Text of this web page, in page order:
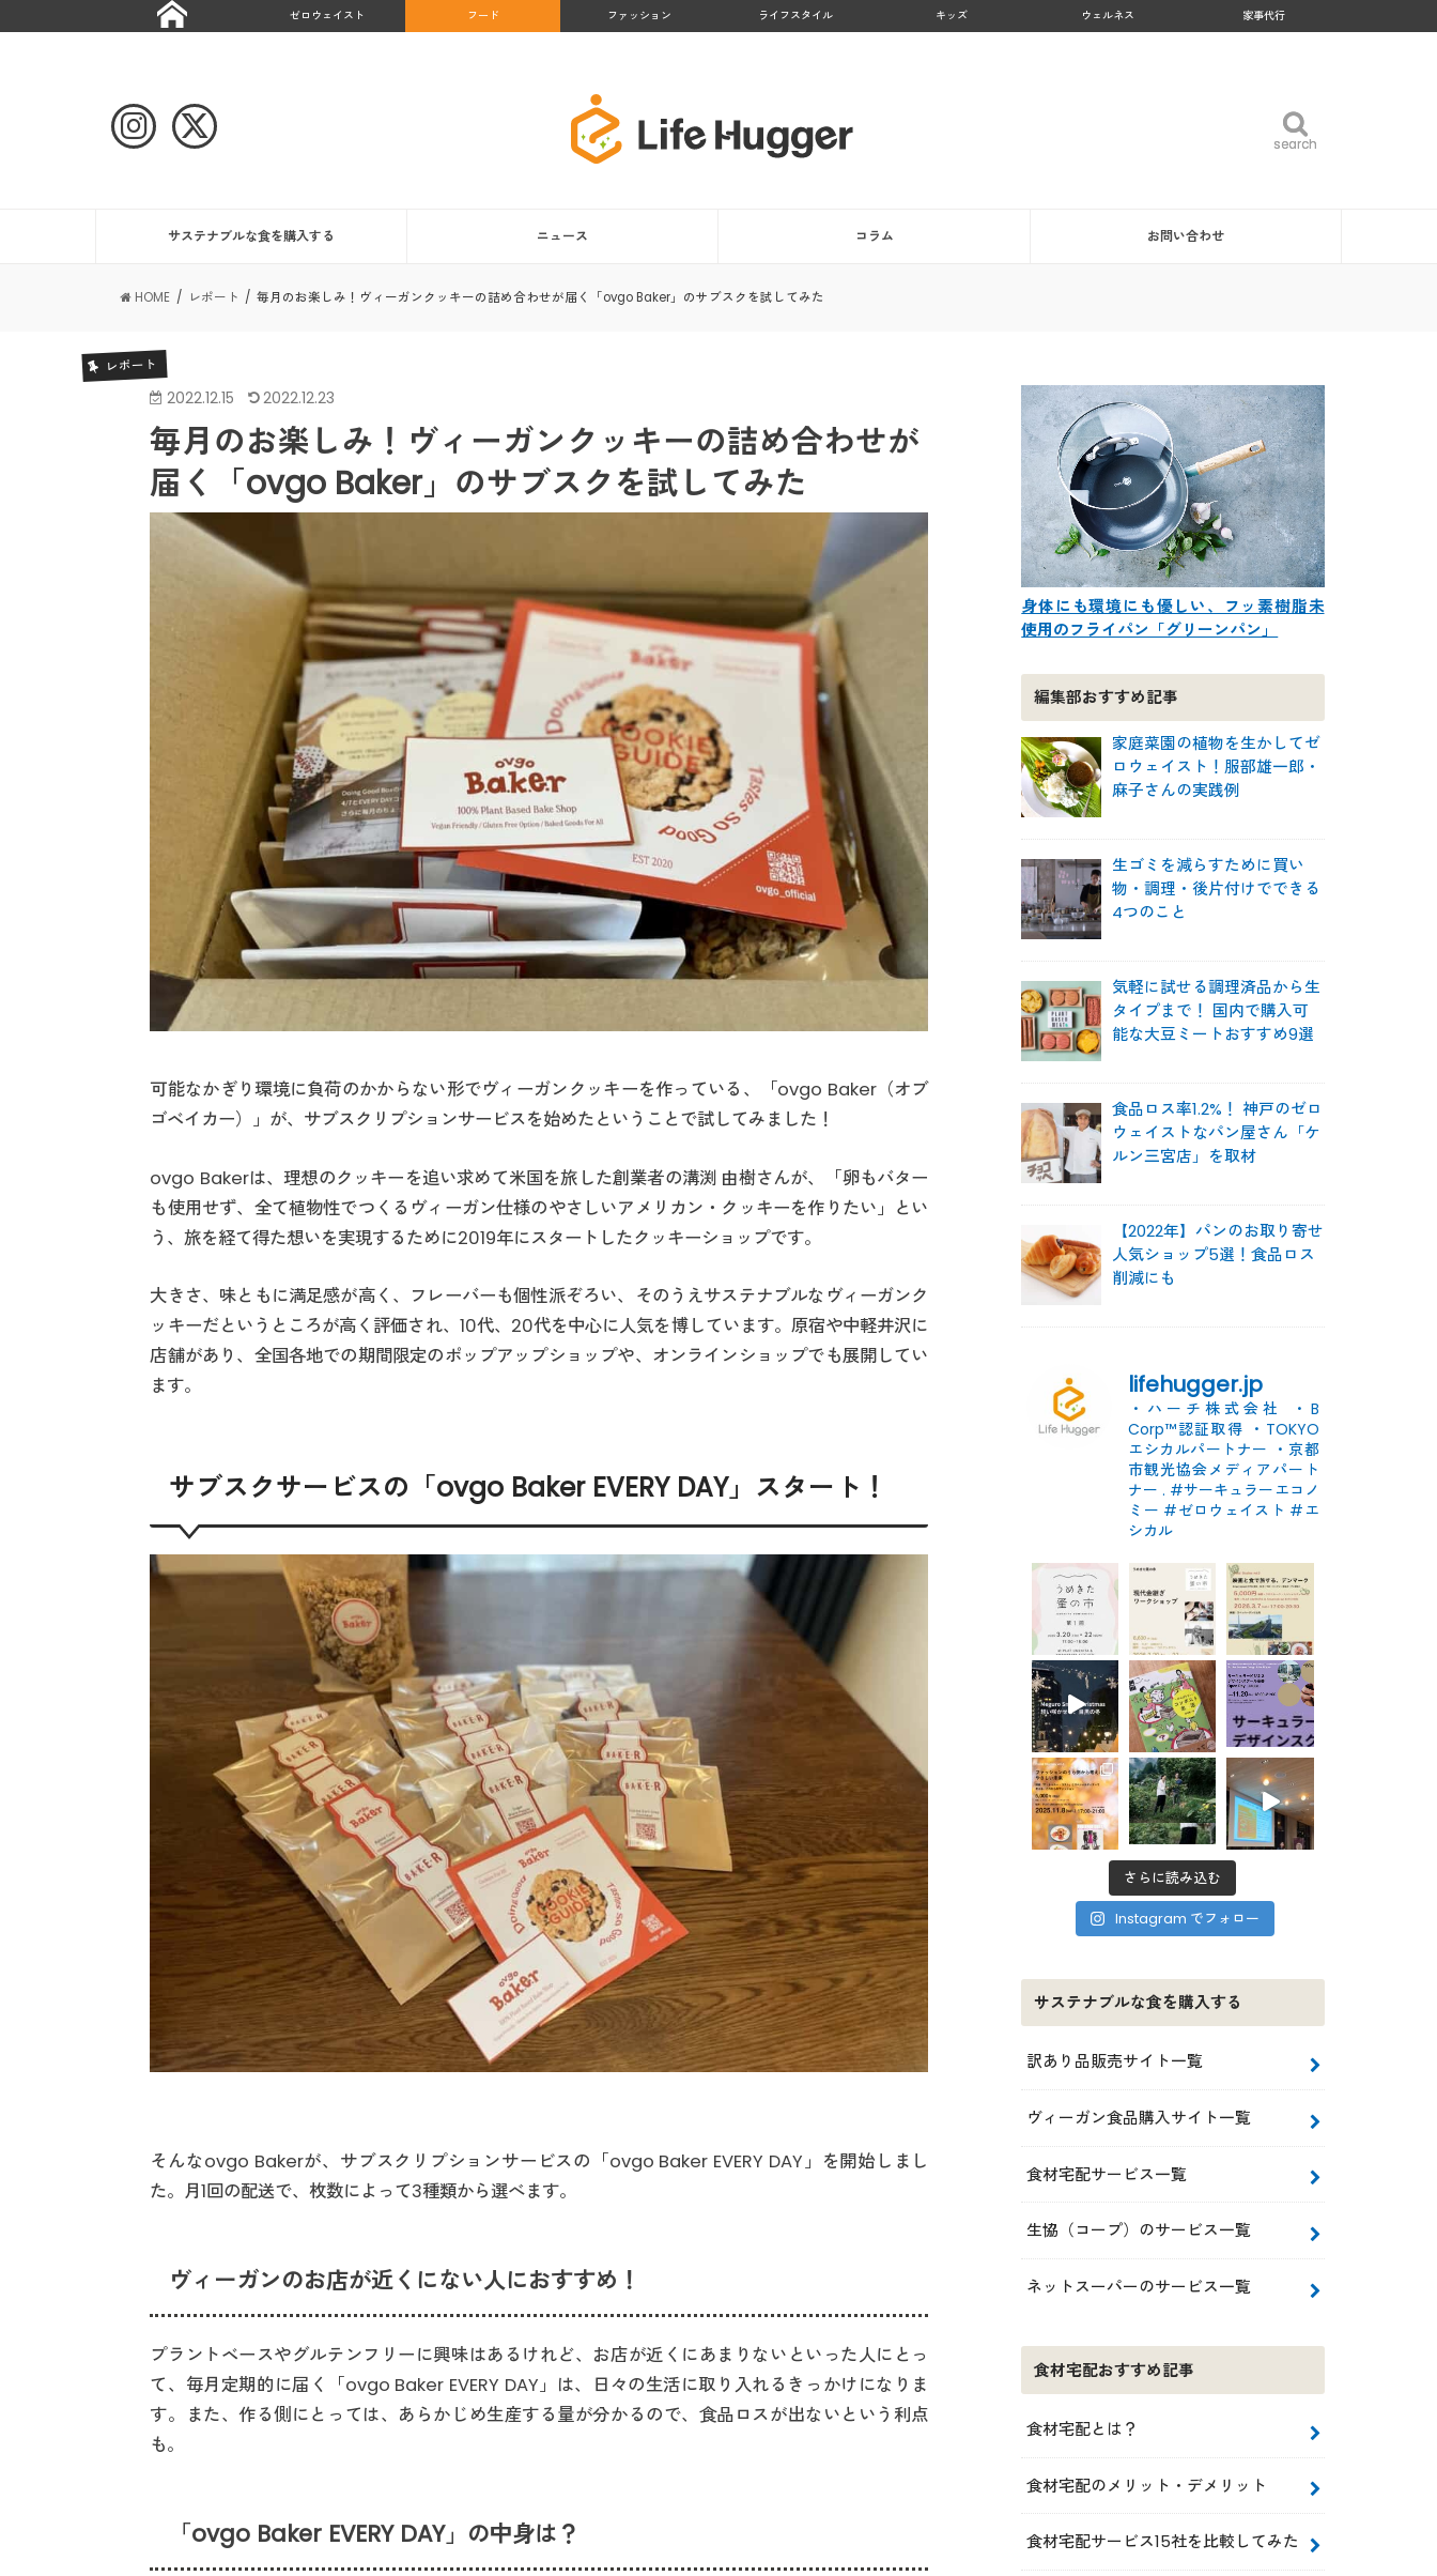
ゼロウェイスト フード ファッション ライフスタイル キッズ ウェルネス 家事代行
search
search
サステナブルな食を購入する ニュース コラム お問い合わせ
HOME レポート 毎月のお楽しみ！ヴィーガンクッキーの詰め合わせが届く「ovgo Baker」のサブスクを試してみた
レポート
2022.12.15 2022.12.23
毎月のお楽しみ！ヴィーガンクッキーの詰め合わせが
届く「ovgo Baker」のサブスクを試してみた
可能なかぎり環境に負荷のかからない形でヴィーガンクッキーを作っている、「ovgo Baker（オブ
ゴベイカー）」が、サブスクリプションサービスを始めたということで試してみました！
ovgo Bakerは、理想のクッキーを追い求めて米国を旅した創業者の溝渕 由樹さんが、「卵もバター
も使用せず、全て植物性でつくるヴィーガン仕様のやさしいアメリカン・クッキーを作りたい」とい
う、旅を経て得た想いを実現するために2019年にスタートしたクッキーショップです。
大きさ、味ともに満足感が高く、フレーバーも個性派ぞろい、そのうえサステナブルなヴィーガンク
ッキーだというところが高く評価され、10代、20代を中心に人気を博しています。原宿や中軽井沢に
店舗があり、全国各地での期間限定のポップアップショップや、オンラインショップでも展開してい
ます。
サブスクサービスの「ovgo Baker EVERY DAY」スタート！
そんなovgo Bakerが、サブスクリプションサービスの「ovgo Baker EVERY DAY」を開始しまし
た。月1回の配送で、枚数によって3種類から選べます。
ヴィーガンのお店が近くにない人におすすめ！
プラントベースやグルテンフリーに興味はあるけれど、お店が近くにあまりないといった人にとっ
て、毎月定期的に届く「ovgo Baker EVERY DAY」は、日々の生活に取り入れるきっかけになりま
す。また、作る側にとっては、あらかじめ生産する量が分かるので、食品ロスが出ないという利点
も。
「ovgo Baker EVERY DAY」の中身は？
身体にも環境にも優しい、フッ素樹脂未
使用のフライパン「グリーンパン」
編集部おすすめ記事
家庭菜園の植物を生かしてゼ
ロウェイスト！服部雄一郎・
麻子さんの実践例
生ゴミを減らすために買い
物・調理・後片付けでできる
4つのこと
気軽に試せる調理済品から生
タイプまで！ 国内で購入可
能な大豆ミートおすすめ9選
食品ロス率1.2%！ 神戸のゼロ
ウェイストなパン屋さん「ケ
ルン三宮店」を取材
【2022年】パンのお取り寄せ
人気ショップ5選！食品ロス
削減にも
lifehugger.jp
・ハーチ株式会社
・B
Corp™認証取得 ・TOKYO
エシカルパートナー ・京都
市観光協会メディアパート
ナー . #サーキュラーエコノ
ミー #ゼロウェイスト #エ
シカル
さらに読み込む
Instagram でフォロー
サステナブルな食を購入する
訳あり品販売サイト一覧
ヴィーガン食品購入サイト一覧
食材宅配サービス一覧
生協（コープ）のサービス一覧
ネットスーパーのサービス一覧
食材宅配おすすめ記事
食材宅配とは？
食材宅配のメリット・デメリット
食材宅配サービス15社を比較してみた